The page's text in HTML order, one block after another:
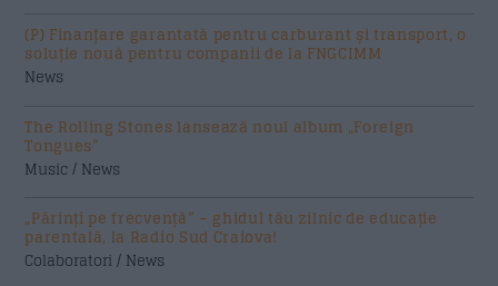
(P) Finanțare garantată pentru carburant și transport, o
soluție nouă pentru companii de la FNGCIMM
News
The Rolling Stones lansează noul album „Foreign
Tongues”
Music / News
„Părinți pe frecvență” – ghidul tău zilnic de educație
parentală, la Radio Sud Craiova!
Colaboratori / News